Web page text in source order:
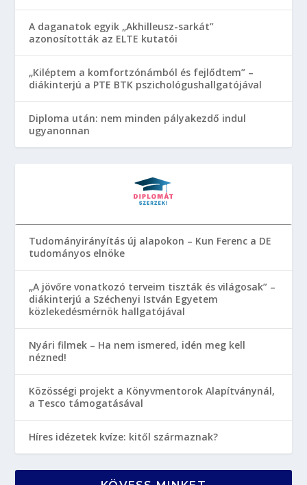
A daganatok egyik „Akhilleusz-sarkát”
azonosították az ELTE kutatói
„Kiléptem a komfortzónámból és fejlődtem” –
diákinterjú a PTE BTK pszichológushallgatójával
Diploma után: nem minden pályakezdő indul
ugyanonnan
Tudományirányítás új alapokon – Kun Ferenc a DE
tudományos elnöke
„A jövőre vonatkozó terveim tiszták és világosak” –
diákinterjú a Széchenyi István Egyetem
közlekedésmérnök hallgatójával
Nyári filmek – Ha nem ismered, idén meg kell
nézned!
Közösségi projekt a Könyvmentorok Alapítványnál,
a Tesco támogatásával
Híres idézetek kvíze: kitől származnak?